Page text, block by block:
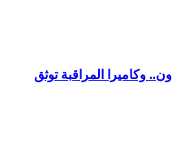
وكاميرا المراقبة توثق